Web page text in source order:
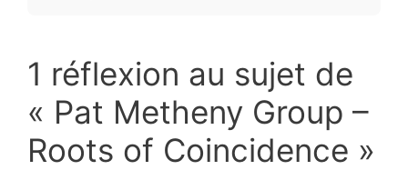
1 réflexion au sujet de
« Pat Metheny Group –
Roots of Coincidence »